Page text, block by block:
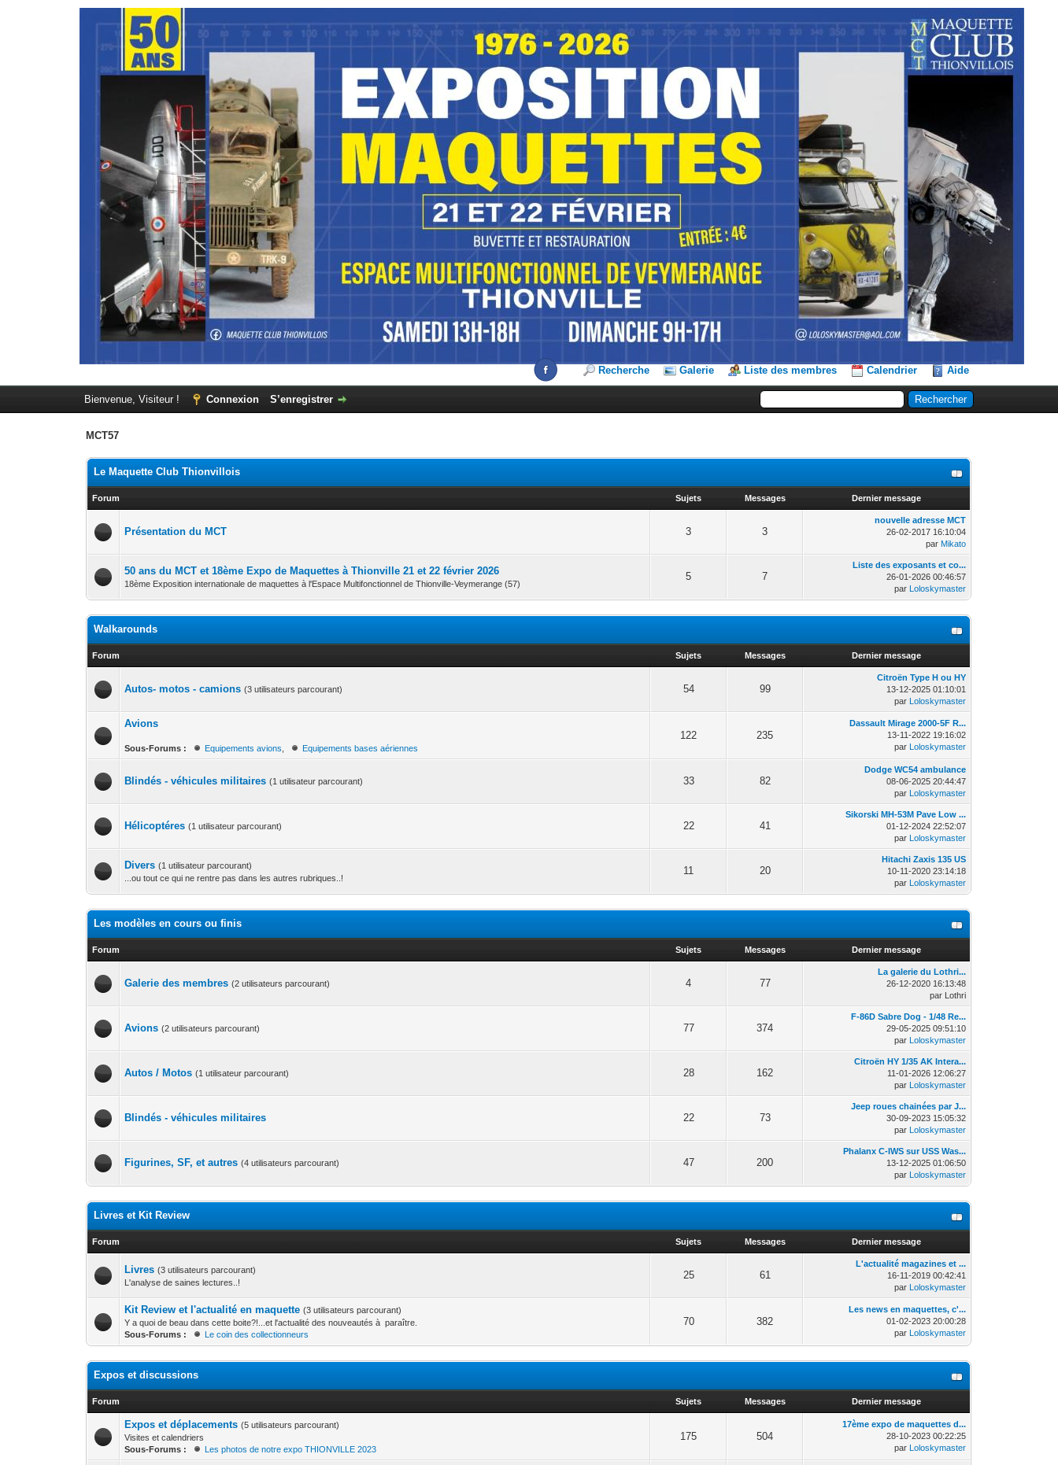
Recherche Galerie Liste des membres Calendrier Aide
Bienvenue, Visiteur ! Connexion S’enregistrer
MCT57
Le Maquette Club Thionvillois
Forum Sujets Messages Dernier message
Présentation du MCT 3 3
nouvelle adresse MCT
26-02-2017 16:10:04
par Mikato
50 ans du MCT et 18ème Expo de Maquettes à Thionville 21 et 22 février 2026
18ème Exposition internationale de maquettes à l'Espace Multifonctionnel de Thionville-Veymerange (57)
5 7
Liste des exposants et co...
26-01-2026 00:46:57
par Loloskymaster
Walkarounds
Forum Sujets Messages Dernier message
Autos- motos - camions (3 utilisateurs parcourant) 54 99
Citroën Type H ou HY
13-12-2025 01:10:01
par Loloskymaster
Avions
Sous-Forums : Equipements avions Equipements bases aériennes
122 235
Dassault Mirage 2000-5F R...
13-11-2022 19:16:02
par Loloskymaster
Blindés - véhicules militaires (1 utilisateur parcourant) 33 82
Dodge WC54 ambulance
08-06-2025 20:44:47
par Loloskymaster
Hélicoptéres (1 utilisateur parcourant) 22 41
Sikorski MH-53M Pave Low ...
01-12-2024 22:52:07
par Loloskymaster
Divers(1 utilisateur parcourant)
...ou tout ce qui ne rentre pas dans les autres rubriques..!
11 20
Hitachi Zaxis 135 US
10-11-2020 23:14:18
par Loloskymaster
Les modèles en cours ou finis
Forum Sujets Messages Dernier message
Galerie des membres (2 utilisateurs parcourant) 4 77
La galerie du Lothri...
26-12-2020 16:13:48
par Lothri
Avions (2 utilisateurs parcourant) 77 374
F-86D Sabre Dog - 1/48 Re...
29-05-2025 09:51:10
par Loloskymaster
Autos / Motos (1 utilisateur parcourant) 28 162
Citroën HY 1/35 AK Intera...
11-01-2026 12:06:27
par Loloskymaster
Blindés - véhicules militaires 22 73
Jeep roues chainées par J...
30-09-2023 15:05:32
par Loloskymaster
Figurines, SF, et autres (4 utilisateurs parcourant) 47 200
Phalanx C-IWS sur USS Was...
13-12-2025 01:06:50
par Loloskymaster
Livres et Kit Review
Forum Sujets Messages Dernier message
Livres (3 utilisateurs parcourant)
L'analyse de saines lectures..!
25 61
L'actualité magazines et ...
16-11-2019 00:42:41
par Loloskymaster
Kit Review et l'actualité en maquette (3 utilisateurs parcourant)
Y a quoi de beau dans cette boite?!...et l'actualité des nouveautés à paraître.
Sous-Forums :
Le coin des collectionneurs
70 382
Les news en maquettes, c'...
01-02-2023 20:00:28
par Loloskymaster
Expos et discussions
Forum Sujets Messages Dernier message
Expos et déplacements (5 utilisateurs parcourant)
Visites et calendriers
Sous-Forums :
Les photos de notre expo THIONVILLE 2023
175 504
17ème expo de maquettes d...
28-10-2023 00:22:25
par Loloskymaster